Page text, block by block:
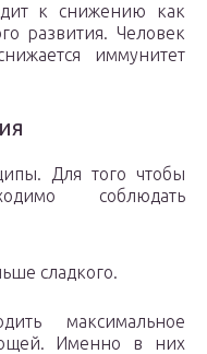
к снижению как
развития. Человек
иммунитет
Для того чтобы
соблюдать
сладкого.
максимальное
Именно в них